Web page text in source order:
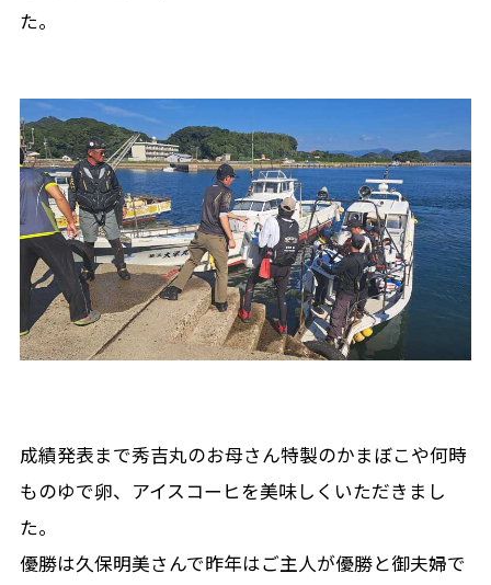
た。
成績発表まで秀吉丸のお母さん特製のかまぼこや何時
ものゆで卵、アイスコーヒを美味しくいただきまし
た。
優勝は久保明美さんで昨年はご主人が優勝と御夫婦で